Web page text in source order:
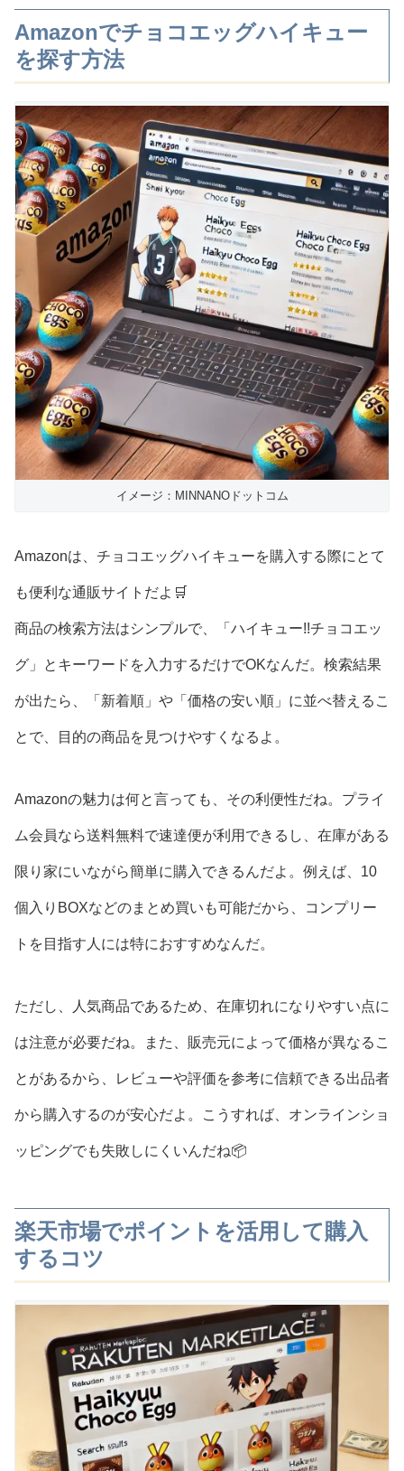
Amazonでチョコエッグハイキュー
を探す方法
イメージ：MINNANOドットコム
Amazonは、チョコエッグハイキューを購入する際にとて
も便利な通販サイトだよ🛒
商品の検索方法はシンプルで、「ハイキュー!!チョコエッ
グ」とキーワードを入力するだけでOKなんだ。検索結果
が出たら、「新着順」や「価格の安い順」に並べ替えるこ
とで、目的の商品を見つけやすくなるよ。
Amazonの魅力は何と言っても、その利便性だね。プライ
ム会員なら送料無料で速達便が利用できるし、在庫がある
限り家にいながら簡単に購入できるんだよ。例えば、10
個入りBOXなどのまとめ買いも可能だから、コンプリー
トを目指す人には特におすすめなんだ。
ただし、人気商品であるため、在庫切れになりやすい点に
は注意が必要だね。また、販売元によって価格が異なるこ
とがあるから、レビューや評価を参考に信頼できる出品者
から購入するのが安心だよ。こうすれば、オンラインショ
ッピングでも失敗しにくいんだね📦
楽天市場でポイントを活用して購入
するコツ